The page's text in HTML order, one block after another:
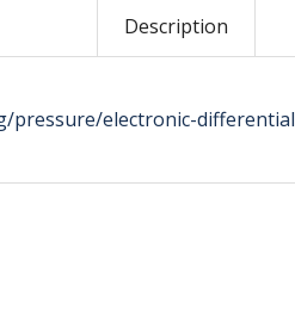
Description
pressure/electronic-